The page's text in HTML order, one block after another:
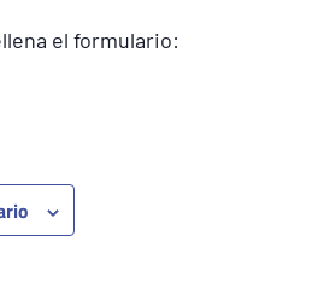
el formulario: